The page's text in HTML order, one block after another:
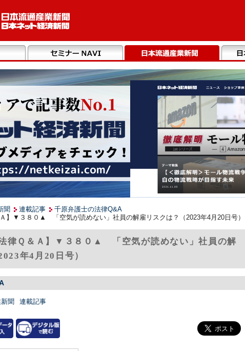
聞 連載記事
千原弁護士の法律Q&A
Ａ】▼３８０▲ 「空気が読めない」社員の解雇リスクは？（2023年4月20日号）
法律Ｑ＆Ａ】▼３８０▲ 「空気が読めない」社員の解
年4月20日号）
聞 連載記事